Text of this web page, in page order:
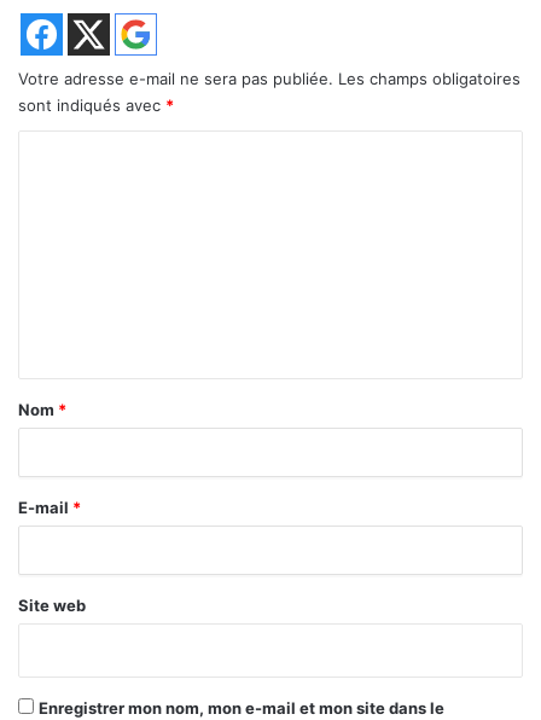
Votre adresse e-mail ne sera pas publiée. Les champs obligatoires
sont indiqués avec *
a
r
e
Nom *
E-mail *
Site web
Enregistrer mon nom, mon e-mail et mon site dans le